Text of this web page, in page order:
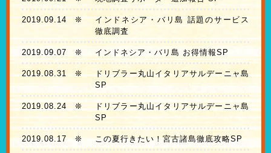
2019.09.14❊
インドネシア・バリ島 話題のサービス
徹底調査
2019.09.07 ❊ インドネシア・バリ島 お得情報SP
2019.08.31 ❊
ドリブラー丸山イタリアサルデーニャ島
SP
2019.08.24 ❊
ドリブラー丸山イタリアサルデーニャ島
SP
2019.08.17❊ この夏行きたい！宮古諸島徹底攻略SP